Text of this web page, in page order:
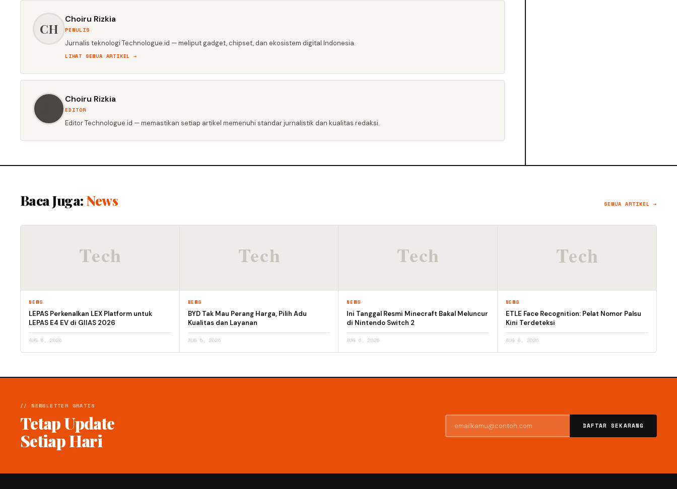
CH
Choiru Rizkia
PENULIS
Jurnalis teknologi Technologue.id — meliput gadget, chipset, dan ekosistem digital Indonesia.
LIHAT SEMUA ARTIKEL →
Choiru Rizkia
EDITOR
Editor Technologue.id — memastikan setiap artikel memenuhi standar jurnalistik dan kualitas redaksi.
Baca Juga: News SEMUA ARTIKEL →
NEWS
LEPAS Perkenalkan LEX Platform untuk
LEPAS E4 EV di GIIAS 2026
AUG 5, 2026
NEWS
BYD Tak Mau Perang Harga, Pilih Adu
Kualitas dan Layanan
AUG 5, 2026
NEWS
Ini Tanggal Resmi Minecraft Bakal Meluncur
di Nintendo Switch 2
AUG 6, 2026
NEWS
ETLE Face Recognition: Pelat Nomor Palsu
Kini Terdeteksi
AUG 6, 2026
// NEWSLETTER GRATIS
Tetap Update
Setiap Hari
DAFTAR SEKARANG